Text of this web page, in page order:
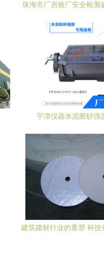
珠海市厂房验厂安全检测
宇津仪器水泥胶砂强
泥胶砂强度盖板
建筑建材行业的重塑 科技